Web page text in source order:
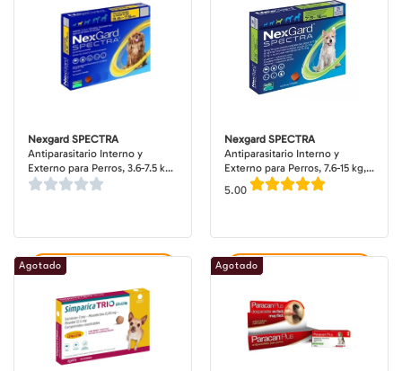
Nexgard SPECTRA
Antiparasitario Interno y
Externo para Perros, 3.6-7.5 kg,
3 comprimidos masticables
Agregar al carrito
Nexgard SPECTRA
Antiparasitario Interno y
Externo para Perros, 7.6-15 kg, 3
comprimidos masticables
(dosis mensuales)
5.00
Agregar al carrito
Agotado Agotado